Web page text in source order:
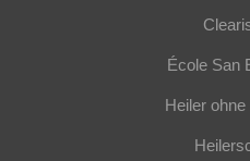
École San
Heiler